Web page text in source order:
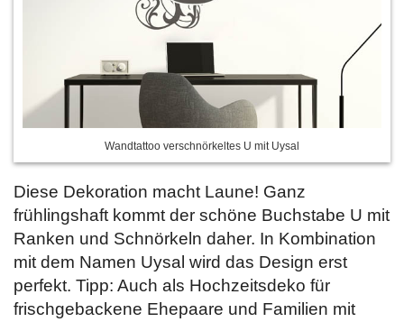
Wandtattoo verschnörkeltes U mit Uysal
Diese Dekoration macht Laune! Ganz
frühlingshaft kommt der schöne Buchstabe U mit
Ranken und Schnörkeln daher. In Kombination
mit dem Namen Uysal wird das Design erst
perfekt. Tipp: Auch als Hochzeitsdeko für
frischgebackene Ehepaare und Familien mit